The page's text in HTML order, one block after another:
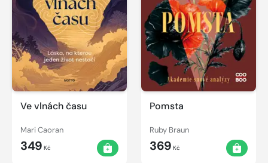
Ve vlnách času
Mari Caoran
349 Kč
Pomsta
Ruby Braun
369 Kč